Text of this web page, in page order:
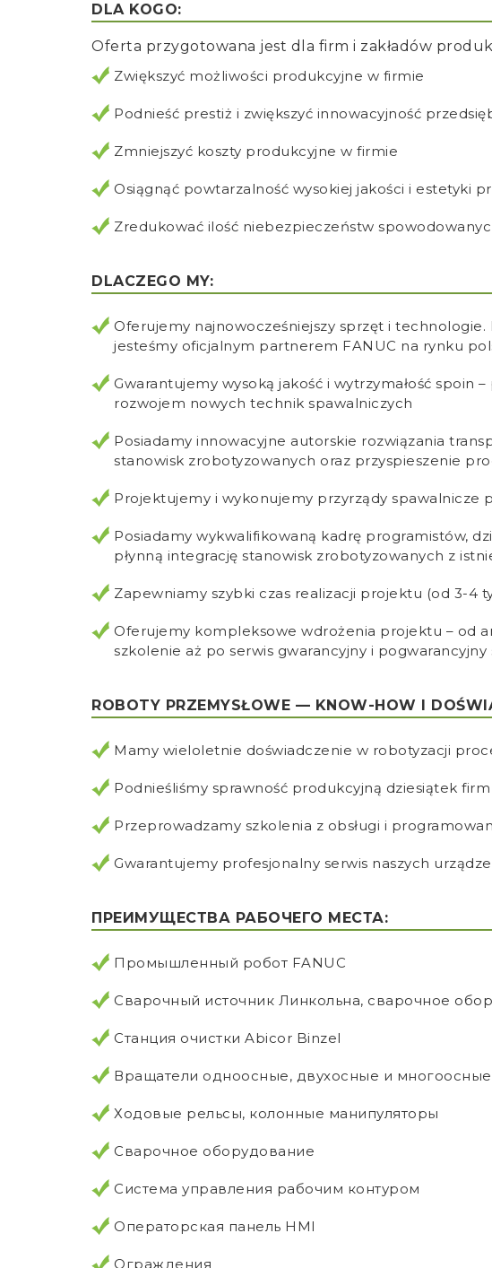
DLA KOGO:
Oferta przygotowana jest dla firm i zakładów
Zwiększyć możliwości produkcyjne w firmie
Podnieść prestiż i zwiększyć innowacyjność
Zmniejszyć koszty produkcyjne w firmie
Osiągnąć powtarzalność wysokiej jakości i estetyki
Zredukować ilość niebezpieczeństw
DLACZEGO MY:
Oferujemy najnowocześniejszy sprzęt i
jesteśmy oficjalnym partnerem FANUC na rynku
Gwarantujemy wysoką jakość i wytrzymałość spoin
rozwojem nowych technik spawalniczych
Posiadamy innowacyjne autorskie rozwiązania
stanowisk zrobotyzowanych oraz przyspieszenie
Projektujemy i wykonujemy przyrządy spawalnicze
Posiadamy wykwalifikowaną kadrę programistów,
płynną integrację stanowisk zrobotyzowanych z
Zapewniamy szybki czas realizacji projektu (od 3-4
Oferujemy kompleksowe wdrożenia projektu – od
szkolenie aż po serwis gwarancyjny i
ROBOTY PRZEMYSŁOWE — KNOW-HOW I
Mamy wieloletnie doświadczenie w robotyzacji
Podnieśliśmy sprawność produkcyjną dziesiątek
Przeprowadzamy szkolenia z obsługi i
Gwarantujemy profesjonalny serwis naszych
ПРЕИМУЩЕСТВА РАБОЧЕГО МЕСТА:
Промышленный робот FANUC
Сварочный источник Линкольна, сварочное
Станция очистки Abicor Binzel
Вращатели одноосные, двухосные и
Ходовые рельсы, колонные манипуляторы
Сварочное оборудование
Система управления рабочим контуром
Операторская панель HMI
Ограждения